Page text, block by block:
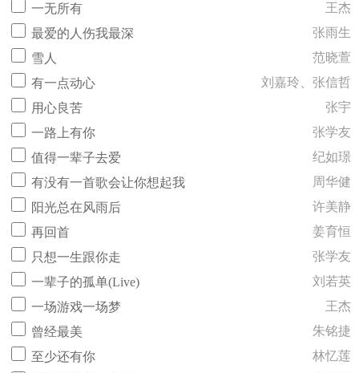
一无所有
王杰
最爱的人伤我最深
张雨生
雪人
范晓萱
有一点动心
刘嘉玲、张信哲
用心良苦
张宇
一路上有你
张学友
值得一辈子去爱
纪如璟
有没有一首歌会让你想起我
周华健
阳光总在风雨后
许美静
再回首
姜育恒
只想一生跟你走
张学友
一辈子的孤单(Live)
刘若英
一场游戏一场梦
王杰
曾经最美
朱铭捷
至少还有你
林忆莲